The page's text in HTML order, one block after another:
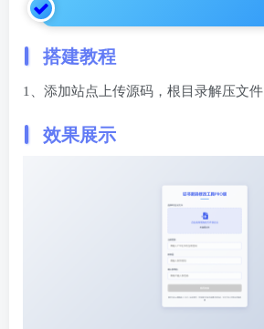
搭建教程
1、添加站点上传源码，根目录解压文件
效果展示